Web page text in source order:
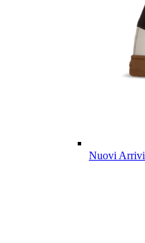
Nuovi Arrivi